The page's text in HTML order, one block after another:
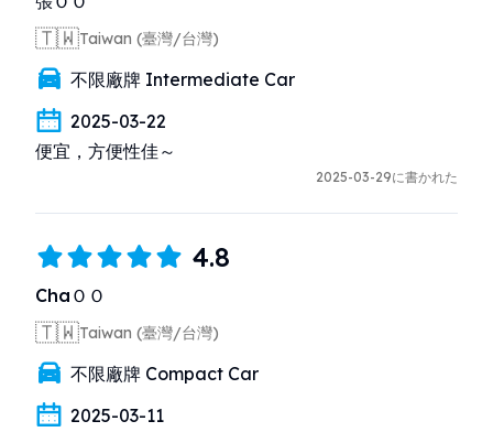
🇹🇼Taiwan (臺灣/台灣)
不限廠牌 Intermediate Car
2025-03-22
便宜，方便性佳～
2025-03-29に書かれた
4.8
ChaＯＯ
🇹🇼Taiwan (臺灣/台灣)
不限廠牌 Compact Car
2025-03-11